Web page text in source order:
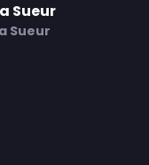
Sueur
Sueur